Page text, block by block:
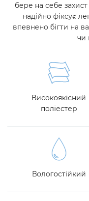
бере на себе
надійно фіксує
впевнено бігти на
чи
Високоякісний
поліестер
Вологостійкий